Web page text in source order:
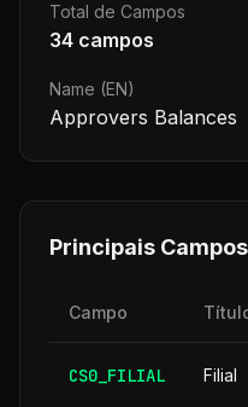
Total de Campos
34 campos
Name (EN)
Approvers Balances
Principais Campos
Campo
CS0_FILIAL Filial